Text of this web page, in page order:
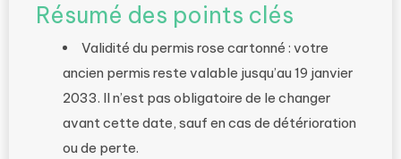
Résumé des points clés
Validité du permis rose cartonné : votre
ancien permis reste valable jusqu’au 19 janvier
2033. Il n’est pas obligatoire de le changer
avant cette date, sauf en cas de détérioration
ou de perte.